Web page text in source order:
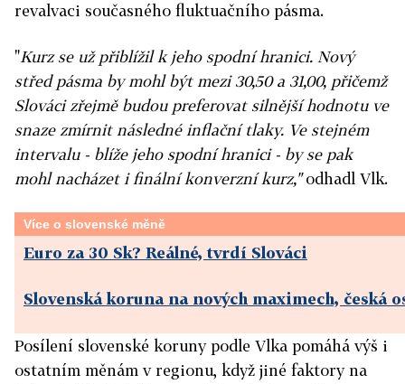
revalvaci současného fluktuačního pásma.
"Kurz se už přiblížil k jeho spodní hranici. Nový
střed pásma by mohl být mezi 30,50 a 31,00, přičemž
Slováci zřejmě budou preferovat silnější hodnotu ve
snaze zmírnit následné inflační tlaky. Ve stejném
intervalu - blíže jeho spodní hranici - by se pak
mohl nacházet i finální konverzní kurz,"odhadl Vlk.
Více o slovenské měně
Euro za 30 Sk? Reálné, tvrdí Slováci
Slovenská koruna na nových maximech, česká
Posílení slovenské koruny podle Vlka pomáhá výš i
ostatním měnám v regionu, když jiné faktory na